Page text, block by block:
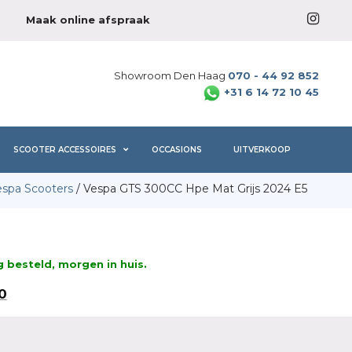
Maak online afspraak
Showroom Den Haag 070 - 44 92 852
+31 6 14 72 10 45
SCOOTER ACCESSOIRES OCCASIONS UITVERKOOP
Scooters / Vespa GTS 300CC Hpe Mat Grijs 2024 E5
besteld, morgen in huis.
Huidige